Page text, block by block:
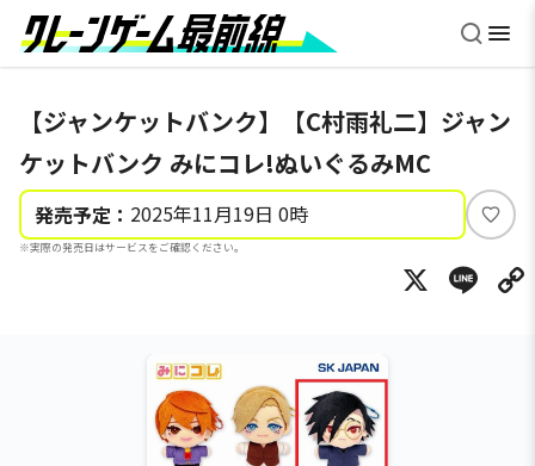
【ジャンケットバンク】【C村雨礼二】ジャン
ケットバンク みにコレ!ぬいぐるみMC
発売予定： 2025年11月19日 0時
※実際の発売日はサービスをご確認ください。
い
ね
X